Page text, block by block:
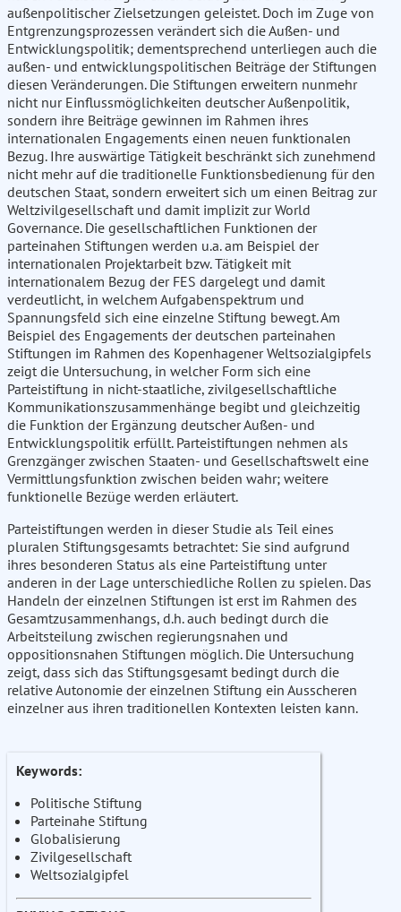
außenpolitischer Zielsetzungen geleistet. Doch im Zuge von
Entgrenzungsprozessen verändert sich die Außen- und
Entwicklungspolitik; dementsprechend unterliegen auch die
außen- und entwicklungspolitischen Beiträge der Stiftungen
diesen Veränderungen. Die Stiftungen erweitern nunmehr
nicht nur Einflussmöglichkeiten deutscher Außenpolitik,
sondern ihre Beiträge gewinnen im Rahmen ihres
internationalen Engagements einen neuen funktionalen
Bezug. Ihre auswärtige Tätigkeit beschränkt sich zunehmend
nicht mehr auf die traditionelle Funktionsbedienung für den
deutschen Staat, sondern erweitert sich um einen Beitrag zur
Weltzivilgesellschaft und damit implizit zur World
Governance. Die gesellschaftlichen Funktionen der
parteinahen Stiftungen werden u.a. am Beispiel der
internationalen Projektarbeit bzw. Tätigkeit mit
internationalem Bezug der FES dargelegt und damit
verdeutlicht, in welchem Aufgabenspektrum und
Spannungsfeld sich eine einzelne Stiftung bewegt. Am
Beispiel des Engagements der deutschen parteinahen
Stiftungen im Rahmen des Kopenhagener Weltsozialgipfels
zeigt die Untersuchung, in welcher Form sich eine
Parteistiftung in nicht-staatliche, zivilgesellschaftliche
Kommunikationszusammenhänge begibt und gleichzeitig
die Funktion der Ergänzung deutscher Außen- und
Entwicklungspolitik erfüllt. Parteistiftungen nehmen als
Grenzgänger zwischen Staaten- und Gesellschaftswelt eine
Vermittlungsfunktion zwischen beiden wahr; weitere
funktionelle Bezüge werden erläutert.
Parteistiftungen werden in dieser Studie als Teil eines
pluralen Stiftungsgesamts betrachtet: Sie sind aufgrund
ihres besonderen Status als eine Parteistiftung unter
anderen in der Lage unterschiedliche Rollen zu spielen. Das
Handeln der einzelnen Stiftungen ist erst im Rahmen des
Gesamtzusammenhangs, d.h. auch bedingt durch die
Arbeitsteilung zwischen regierungsnahen und
oppositionsnahen Stiftungen möglich. Die Untersuchung
zeigt, dass sich das Stiftungsgesamt bedingt durch die
relative Autonomie der einzelnen Stiftung ein Ausscheren
einzelner aus ihren traditionellen Kontexten leisten kann.
Keywords:
Politische Stiftung
Parteinahe Stiftung
Globalisierung
Zivilgesellschaft
Weltsozialgipfel